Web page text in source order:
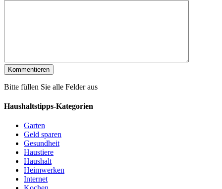
Bitte füllen Sie alle Felder aus
Haushaltstipps-Kategorien
Garten
Geld sparen
Gesundheit
Haustiere
Haushalt
Heimwerken
Internet